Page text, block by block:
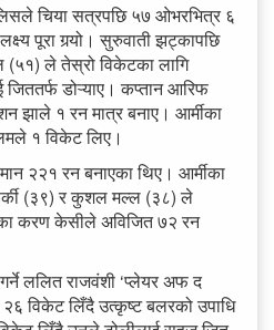
चिया सत्रपछि ५७ ओभरभित्र ६
पूरा गर्‍यो। सुरुवाती झट्कापछि
ले तेस्रो विकेटका लागि
जिततर्फ डोऱ्याए। कप्तान आरिफ
झाले १ रन मात्र बनाए। आर्मीका
१ विकेट लिए।
२२१ रन बनाएका थिए। आर्मीका
(३९) र कुशल मल्ल (३८) ले
करण केसीले अविजित ७२ रन
गर्ने ललित राजवंशी ‘प्लेयर अफ द
विकेट लिँदै उत्कृष्ट बलरको उपाधि